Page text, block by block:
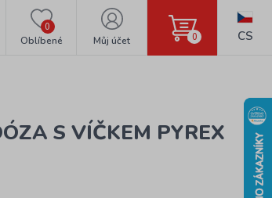
Oblíbené
0
Můj účet 0 CS
S VÍČKEM PYREX